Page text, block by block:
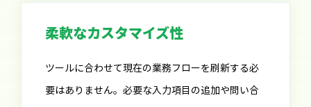
柔軟なカスタマイズ性
ツールに合わせて現在の業務フローを刷新する必
要はありません。必要な入力項目の追加や問い合